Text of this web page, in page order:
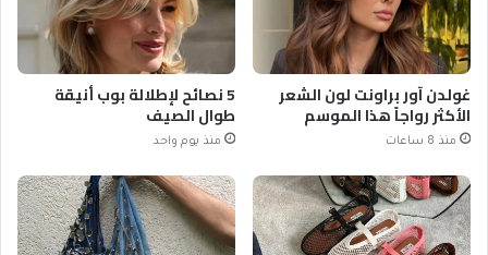
غولدن آور براونت لون الشعر
الأكثر رواجاً هذا الموسم
منذ 8 ساعات
5 نصائح لإطلالة بوب أنيقة
طوال الصيف
منذ يوم واحد